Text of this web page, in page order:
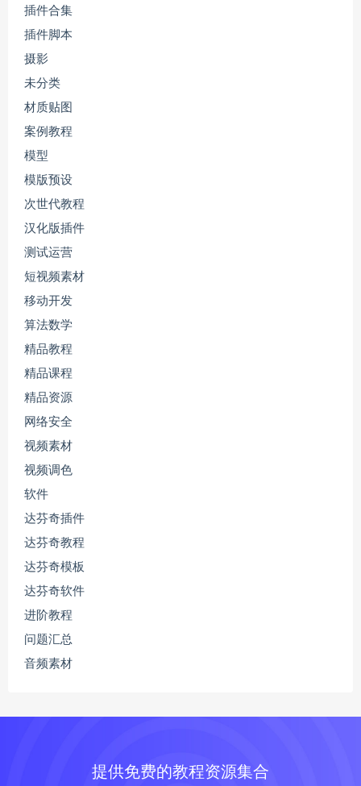
插件合集
插件脚本
摄影
未分类
材质贴图
案例教程
模型
模版预设
次世代教程
汉化版插件
测试运营
短视频素材
移动开发
算法数学
精品教程
精品课程
精品资源
网络安全
视频素材
视频调色
软件
达芬奇插件
达芬奇教程
达芬奇模板
达芬奇软件
进阶教程
问题汇总
音频素材
提供免费的教程资源集合